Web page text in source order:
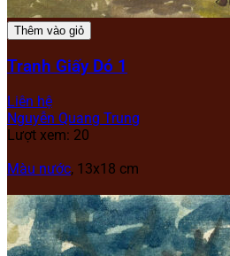
Thêm vào giỏ
Tranh Giấy Dó 1
Liên hệ
Nguyễn Quang Trung
Lượt xem: 20
Màu nước, 13x18 cm